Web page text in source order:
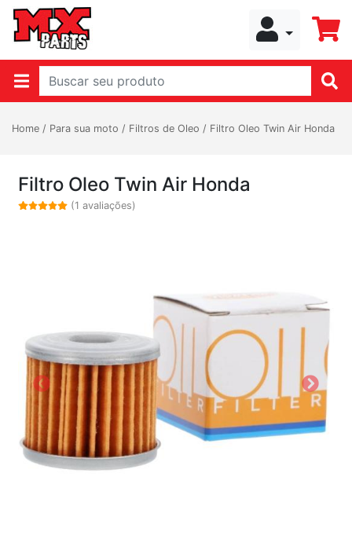
Home / Para sua moto / Filtros de Oleo / Filtro Oleo Twin Air Honda
Filtro Oleo Twin Air Honda
(1 avaliações)